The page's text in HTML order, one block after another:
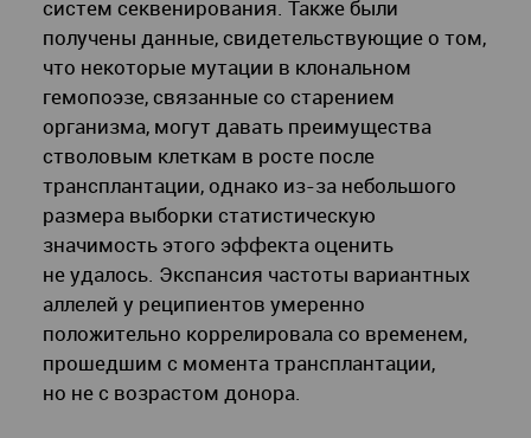
систем секвенирования. Также были
получены данные, свидетельствующие о том,
что некоторые мутации в клональном
гемопоэзе, связанные со старением
организма, могут давать преимущества
стволовым клеткам в росте после
трансплантации, однако из-за небольшого
размера выборки статистическую
значимость этого эффекта оценить
не удалось. Экспансия частоты вариантных
аллелей у реципиентов умеренно
положительно коррелировала со временем,
прошедшим с момента трансплантации,
но не с возрастом донора.